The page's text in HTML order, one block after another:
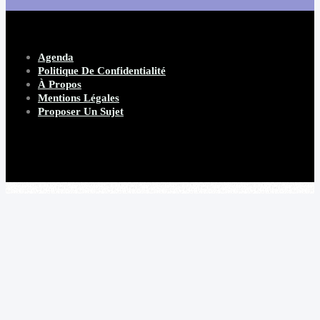
Agenda
Politique De Confidentialité
À Propos
Mentions Légales
Proposer Un Sujet